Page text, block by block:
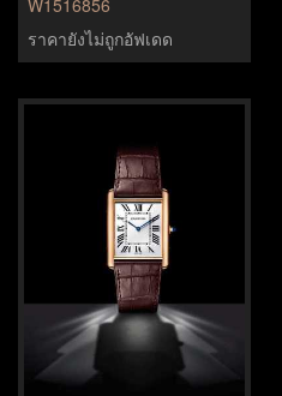
W1516856
ราคายังไม่ถูกอัฟเดด